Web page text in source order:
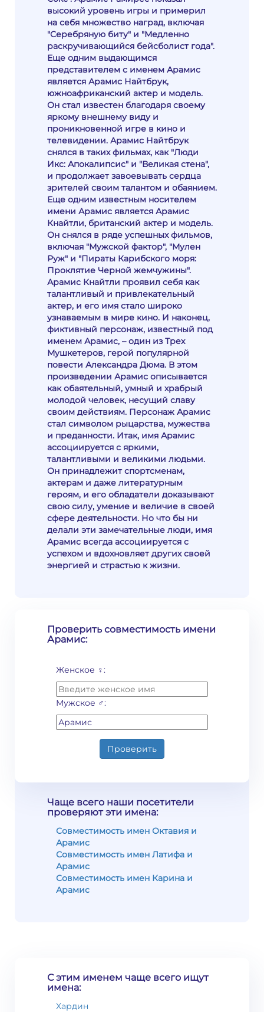
высокий уровень игры и примерил
на себя множество наград, включая
"Серебряную биту" и "Медленно
раскручивающийся бейсболист года".
Еще одним выдающимся
представителем с именем Арамис
является Арамис Найтбрук,
южноафриканский актер и модель.
Он стал известен благодаря своему
яркому внешнему виду и
проникновенной игре в кино и
телевидении. Арамис Найтбрук
снялся в таких фильмах, как "Люди
Икс: Апокалипсис" и "Великая стена",
и продолжает завоевывать сердца
зрителей своим талантом и обаянием.
Еще одним известным носителем
имени Арамис является Арамис
Кнайтли, британский актер и модель.
Он снялся в ряде успешных фильмов,
включая "Мужской фактор", "Мулен
Руж" и "Пираты Карибского моря:
Проклятие Черной жемчужины".
Арамис Кнайтли проявил себя как
талантливый и привлекательный
актер, и его имя стало широко
узнаваемым в мире кино. И наконец,
фиктивный персонаж, известный под
именем Арамис, – один из Трех
Мушкетеров, герой популярной
повести Александра Дюма. В этом
произведении Арамис описывается
как обаятельный, умный и храбрый
молодой человек, несущий славу
своим действиям. Персонаж Арамис
стал символом рыцарства, мужества
и преданности. Итак, имя Арамис
ассоциируется с яркими,
талантливыми и великими людьми.
Он принадлежит спортсменам,
актерам и даже литературным
героям, и его обладатели доказывают
свою силу, умение и величие в своей
сфере деятельности. Но что бы ни
делали эти замечательные люди, имя
Арамис всегда ассоциируется с
успехом и вдохновляет других своей
энергией и страстью к жизни.
Проверить совместимость имени
Арамис:
Женское ♀:
Мужское ♂:
Проверить
Чаще всего наши посетители
проверяют эти имена:
Совместимость имен Октавия и
Арамис
Совместимость имен Латифа и
Арамис
Совместимость имен Карина и
Арамис
С этим именем чаще всего ищут
имена:
Хардин